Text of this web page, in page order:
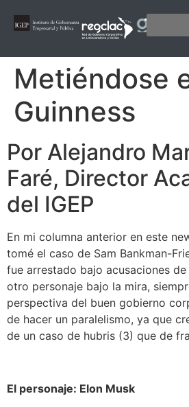
Metiéndose
Guinness
Por Alejandro
Faré, Director
del IGEP
En mi columna anterior en este
tomé el caso de Sam Bankman-
fue arrestado bajo acusaciones
otro personaje bajo la mira,
perspectiva del buen gobierno
de hacer un paralelismo, ya que
de un caso de hubris (3) que de
El personaje: Elon Musk